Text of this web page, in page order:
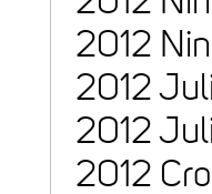
2012
2012
2012
2012